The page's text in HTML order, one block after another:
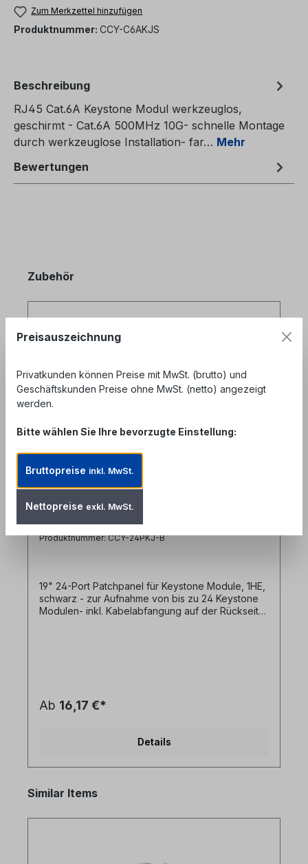
Zum Merkzettel hinzufügen
Produktnummer: CCY-C6AKJS
Beschreibung
RJ45 Cat.6A Keystone Modul werkzeuglos,
geschirmt - Cat.6A 500MHz 10G- schnelle Montage
durch werkzeuglose Installation- far… Mehr
Bewertungen
Produktgalerie überspringen
Zubehör
19" 24-Port Modular Patchpanel für
Keystone Module, 1HE, schwarz
Produktnummer: CCY-24PKJ-B
19" 24-Port Patchpanel für Keystone Module, 1HE,
schwarz - zur Aufnahme von bis zu 24 Keystone
Modulen- inkl. Kabelabfangung auf der Rückseite
Ab 16,17 €*
Details
Produktgalerie überspringen
Similar Items
Preisauszeichnung
Privatkunden können Preise mit MwSt. (brutto) und
Geschäftskunden Preise ohne MwSt. (netto) angezeigt
werden.
Bitte wählen Sie Ihre bevorzugte Einstellung:
Bruttopreise inkl. MwSt.
Nettopreise exkl. MwSt.